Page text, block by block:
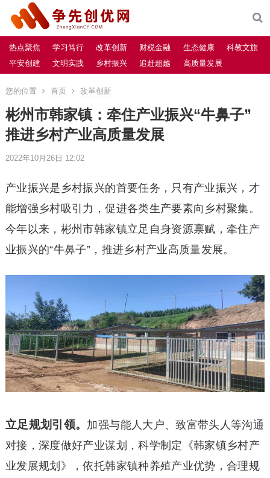
热点聚焦 学习笃行 改革创新 财税金融 生态健康
科教文旅
平安创建
文明实践 乡村振兴 追赶超越 高质量发展
您的位置 首页 改革创新
彬州市韩家镇：牵住产业振兴“牛鼻子”
推进乡村产业高质量发展
2022年10月26日 12:02
产业振兴是乡村振兴的首要任务，只有产业振兴，才
能增强乡村吸引力，促进各类生产要素向乡村聚集。
今年以来，彬州市韩家镇立足自身资源禀赋，牵住产
业振兴的“牛鼻子”，推进乡村产业高质量发展。
立足规划引领。 加强与能人大户、致富带头人等沟通
对接，深度做好产业谋划，科学制定《韩家镇乡村产
业发展规划》，依托韩家镇种养殖产业优势，合理规